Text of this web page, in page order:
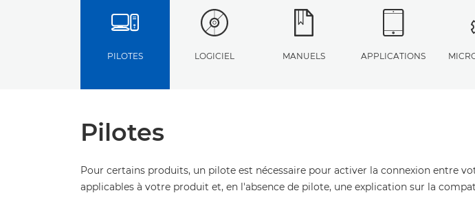
PILOTES LOGICIEL MANUELS APPLICATIONS
Pilotes
Pour certains produits, un pilote est nécessaire pour activer la connexion entre
applicables à votre produit et, en l'absence de pilote, une explication sur la